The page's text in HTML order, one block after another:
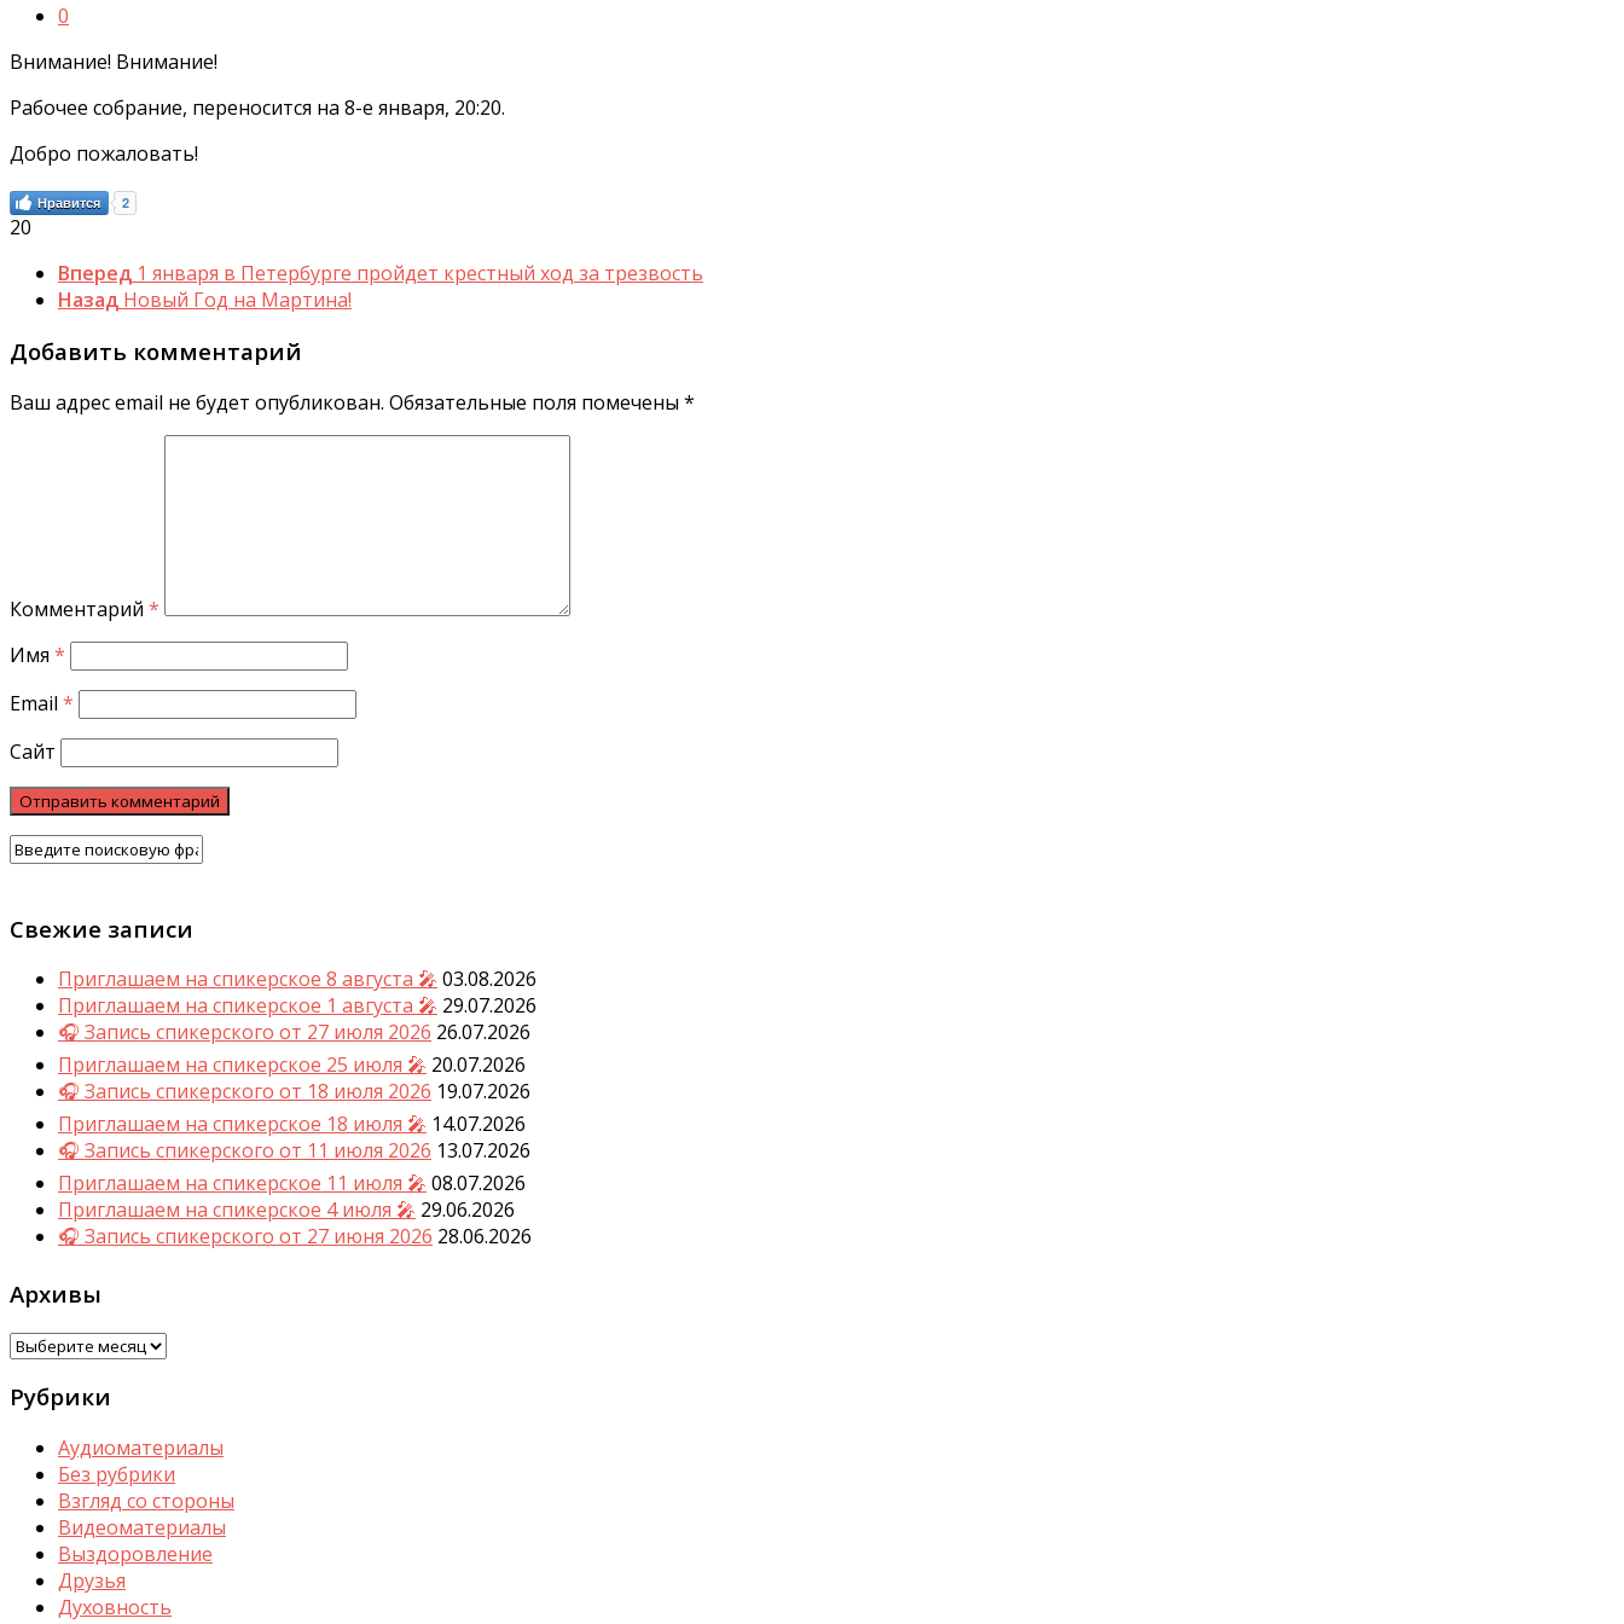
0
Внимание! Внимание!
Рабочее собрание, переносится на 8-е января, 20:20.
Добро пожаловать!
Нравится 2
20
Вперед 1 января в Петербурге пройдет крестный ход за трезвость
Назад Новый Год на Мартина!
Добавить комментарий
Ваш адрес email не будет опубликован. Обязательные поля помечены *
Комментарий *
Имя *
Email *
Сайт
Свежие записи
Приглашаем на спикерское 8 августа 🎤 03.08.2026
Приглашаем на спикерское 1 августа 🎤 29.07.2026
🎧 Запись спикерского от 27 июля 2026 26.07.2026
Приглашаем на спикерское 25 июля 🎤 20.07.2026
🎧 Запись спикерского от 18 июля 2026 19.07.2026
Приглашаем на спикерское 18 июля 🎤 14.07.2026
🎧 Запись спикерского от 11 июля 2026 13.07.2026
Приглашаем на спикерское 11 июля 🎤 08.07.2026
Приглашаем на спикерское 4 июля 🎤 29.06.2026
🎧 Запись спикерского от 27 июня 2026 28.06.2026
Архивы
Архивы
Рубрики
Аудиоматериалы
Без рубрики
Взгляд со стороны
Видеоматериалы
Выздоровление
Друзья
Духовность